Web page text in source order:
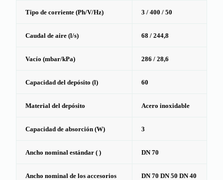
Tipo de corriente (Ph/V/Hz) 3 / 400 / 50
Caudal de aire (l/s) 68 / 244,8
Vacío (mbar/kPa) 286 / 28,6
Capacidad del depósito (l) 60
Material del depósito Acero inoxidable
Capacidad de absorción (W) 3
Ancho nominal estándar ( ) DN 70
Ancho nominal de los accesorios DN 70 DN 50 DN 40